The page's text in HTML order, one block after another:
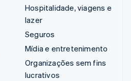
Hospitalidade, viagens e
lazer
Seguros
Mídia e entretenimento
Organizações sem fins
lucrativos